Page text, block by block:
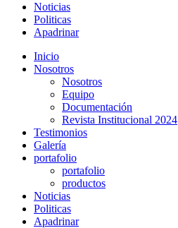
Noticias
Politicas
Apadrinar
Inicio
Nosotros
Nosotros
Equipo
Documentación
Revista Institucional 2024
Testimonios
Galería
portafolio
portafolio
productos
Noticias
Politicas
Apadrinar